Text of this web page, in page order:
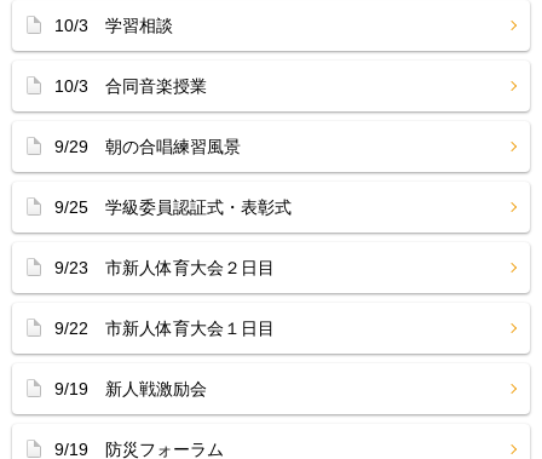
10/3 学習相談
10/3 合同音楽授業
9/29 朝の合唱練習風景
9/25 学級委員認証式・表彰式
9/23 市新人体育大会２日目
9/22 市新人体育大会１日目
9/19 新人戦激励会
9/19 防災フォーラム